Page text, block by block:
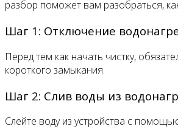
разбор поможет вам разобраться,
Шаг 1: Отключение
Перед тем как начать чистку,
короткого замыкания.
Шаг 2: Слив воды из
Слейте воду из устройства с